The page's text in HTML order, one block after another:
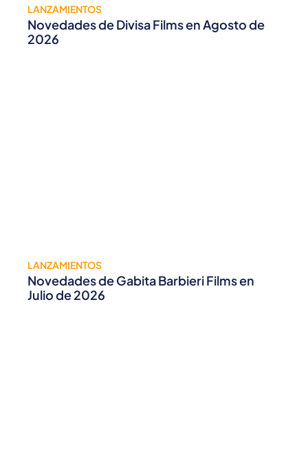
LANZAMIENTOS
Novedades de Divisa Films en Agosto de
2026
LANZAMIENTOS
Novedades de Gabita Barbieri Films en
Julio de 2026